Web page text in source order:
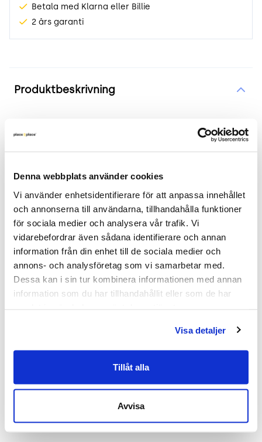
Denna webbplats använder cookies
Vi använder enhetsidentifierare för att anpassa innehållet
och annonserna till användarna, tillhandahålla funktioner
för sociala medier och analysera vår trafik. Vi
vidarebefordrar även sådana identifierare och annan
information från din enhet till de sociala medier och
annons- och analysföretag som vi samarbetar med.
Dessa kan i sin tur kombinera informationen med annan
information som du har tillhandahållit eller som de har
Visa detaljer
Tillåt alla
Avvisa
Betala med Klarna eller Billie
2 års garanti
Produktbeskrivning
Optima begagnad golvskärm från
Produkten i korthet:
Färg och material: Röd, klädd med återvunnet
Mått: Höjd 190 cm x Bredd 144 cm x Djup 36
cm
Skick: 4/5
2 års garanti
Optima bidrar till en tystare arbetsmiljö och har
också Möbelfaktas krav på miljö, kvalitet och
Frakt & leverans